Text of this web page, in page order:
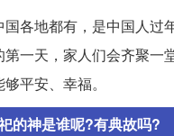
各地都有，是中国人过
第一天，家人们会齐聚一
平安、幸福。
的神是谁呢?有典故吗?